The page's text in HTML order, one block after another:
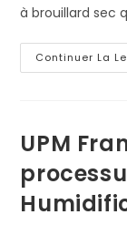
à brouillard sec
Continuer La
UPM